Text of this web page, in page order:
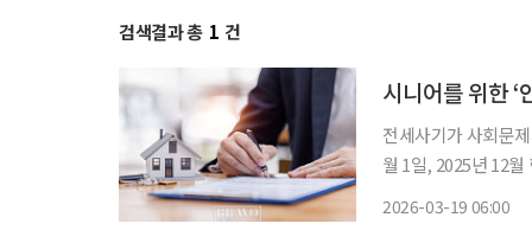
검색결과 총 1 건
시니어를 위한 ‘
전세사기가 사회문
월 1일, 2025년 12
2026-03-19 06:00